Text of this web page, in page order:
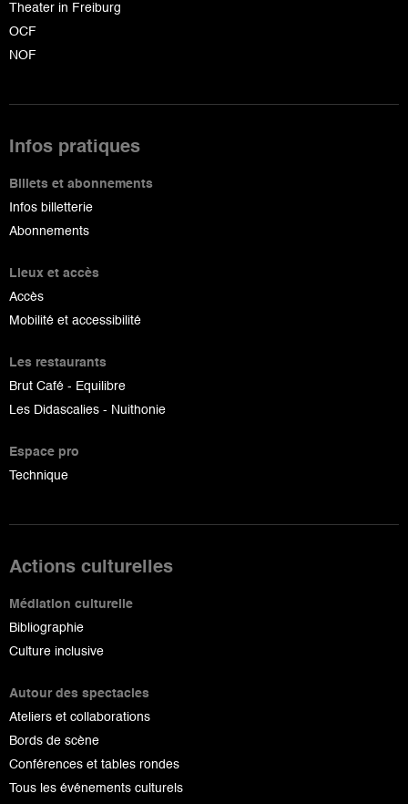
Theater in Freiburg
OCF
NOF
Infos pratiques
Billets et abonnements
Infos billetterie
Abonnements
Lieux et accès
Accès
Mobilité et accessibilité
Les restaurants
Brut Café - Equilibre
Les Didascalies - Nuithonie
Espace pro
Technique
Actions culturelles
Médiation culturelle
Bibliographie
Culture inclusive
Autour des spectacles
Ateliers et collaborations
Bords de scène
Conférences et tables rondes
Tous les événements culturels